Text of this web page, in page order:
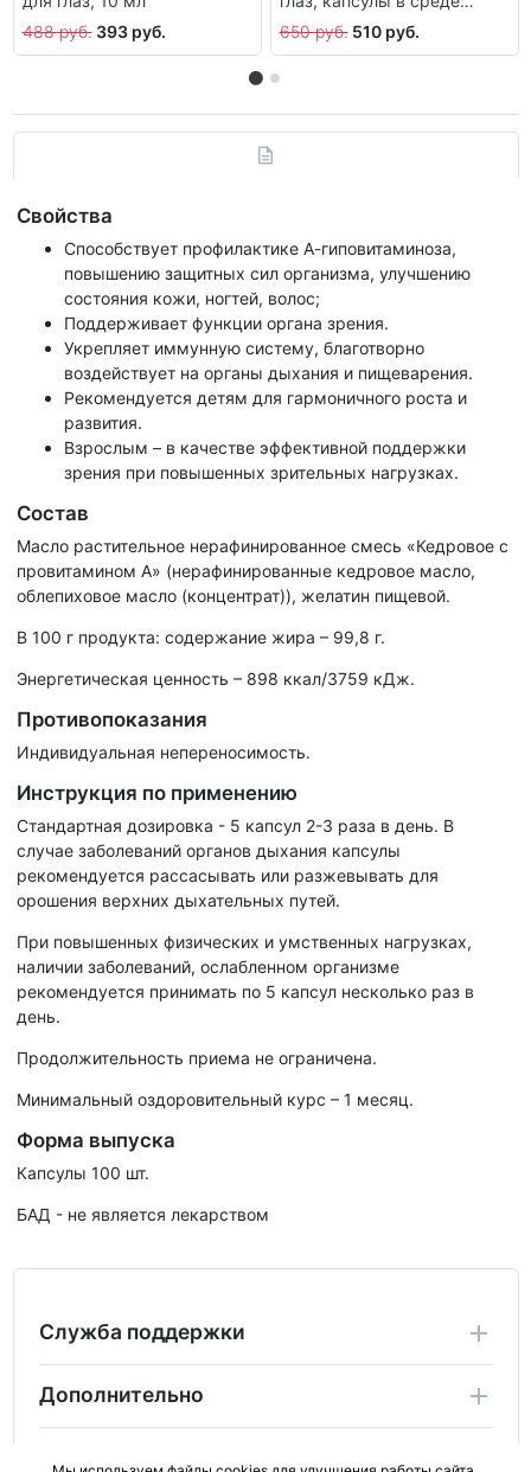
488 руб. 393 руб. 650 руб. 510 руб.
Свойства
Способствует профилактике А-гиповитаминоза,
повышению защитных сил организма, улучшению
состояния кожи, ногтей, волос;
Поддерживает функции органа зрения.
Укрепляет иммунную систему, благотворно
воздействует на органы дыхания и пищеварения.
Рекомендуется детям для гармоничного роста и
развития.
Взрослым – в качестве эффективной поддержки
зрения при повышенных зрительных нагрузках.
Состав
Масло растительное нерафинированное смесь «Кедровое с
провитамином А» (нерафинированные кедровое масло,
облепиховое масло (концентрат)), желатин пищевой.
В 100 г продукта: содержание жира – 99,8 г.
Энергетическая ценность – 898 ккал/3759 кДж.
Противопоказания
Индивидуальная непереносимость.
Инструкция по применению
Стандартная дозировка - 5 капсул 2-3 раза в день. В
случае заболеваний органов дыхания капсулы
рекомендуется рассасывать или разжевывать для
орошения верхних дыхательных путей.
При повышенных физических и умственных нагрузках,
наличии заболеваний, ослабленном организме
рекомендуется принимать по 5 капсул несколько раз в
день.
Продолжительность приема не ограничена.
Минимальный оздоровительный курс – 1 месяц.
Форма выпуска
Капсулы 100 шт.
БАД - не является лекарством
Служба поддержки
Дополнительно